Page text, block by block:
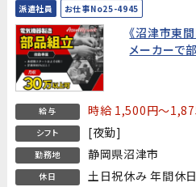
派遣社員 お仕事No25-4945
《沼津市東
メーカーで
給与 時給 1,500円～
シフト [夜勤]
勤務地 静岡県沼津市
休日 土日祝休み 年間休